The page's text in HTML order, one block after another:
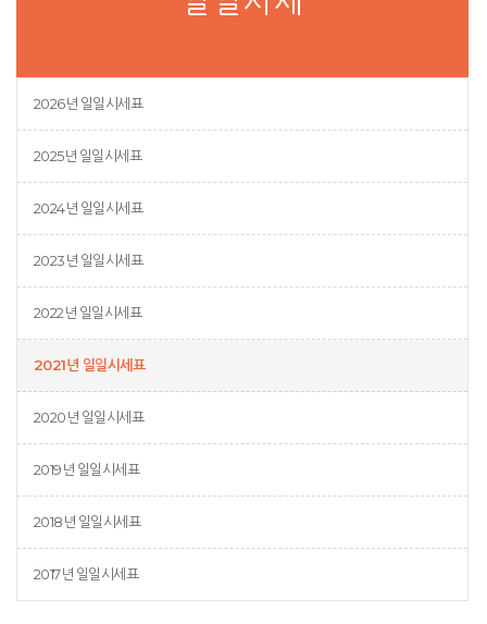
2026년 일일시세표
2025년 일일시세표
2024년 일일시세표
2023년 일일시세표
2022년 일일시세표
2021년 일일시세표
2020년 일일시세표
2019년 일일시세표
2018년 일일시세표
2017년 일일시세표